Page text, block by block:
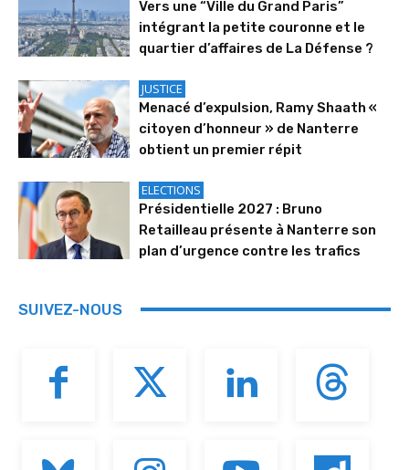
Vers une “Ville du Grand Paris”
intégrant la petite couronne et le
quartier d’affaires de La Défense ?
JUSTICE
Menacé d’expulsion, Ramy Shaath «
citoyen d’honneur » de Nanterre
obtient un premier répit
ELECTIONS
Présidentielle 2027 : Bruno
Retailleau présente à Nanterre son
plan d’urgence contre les trafics
SUIVEZ-NOUS